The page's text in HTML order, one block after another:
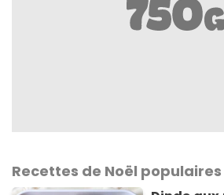
Recettes de Noël populaires